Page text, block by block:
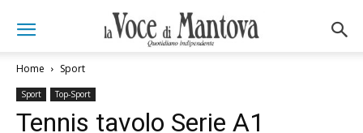
Home Sport
Sport Top-Sport
Tennis tavolo Serie A1